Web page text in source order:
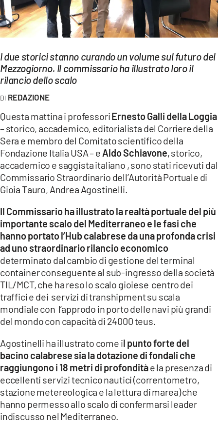
SPORT
Streaming
LAC TV
LAC NETWORK
LAC ONAIR
LaC
Network
LACPLAY.IT
LACTV.IT
LACONAIR.IT
LACITYMAG.IT
ILREGGINO.IT
COSENZACHANNEL.IT
ILVIBONESE.IT
CATANZAROCHANNEL.IT
LACAPITALENEWS.IT
App
ANDROID
APPLE
I due storici stanno curando un volume sul futuro del
Mezzogiorno. Il commissario ha illustrato loro il
rilancio dello scalo
REDAZIONE
Questa mattina i professoriErnesto Galli della Loggia
– storico, accademico, editorialista del Corriere della
Sera e membro del Comitato scientifico della
Fondazione Italia USA – e Aldo Schiavone, storico,
accademico e saggista italiano , sono stati ricevuti dal
Commissario Straordinario dell’Autorità Portuale di
Gioia Tauro, Andrea Agostinelli.
Il Commissario ha illustrato la realtà portuale del più
importante scalo del Mediterraneo e le fasi che
hanno portato l’Hub calabrese da una profonda crisi
ad uno straordinario rilancio economico
determinato dal cambio di gestione del terminal
container conseguente al sub-ingresso della società
TIL/MCT, che ha reso lo scalo gioiese centro dei
traffici e dei servizi di transhipment su scala
mondiale con l’approdo in porto delle navi più grandi
del mondo con capacità di 24000 teus.
Agostinelli ha illustrato come il punto forte del
bacino calabrese sia la dotazione di fondali che
raggiungono i 18 metri di profonditàe la presenza di
eccellenti servizi tecnico nautici (correntometro,
stazione metereologica e la lettura di marea) che
hanno permesso allo scalo di confermarsi leader
indiscusso nel Mediterraneo.